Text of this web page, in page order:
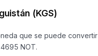
(KGS)
que se puede
NOT.